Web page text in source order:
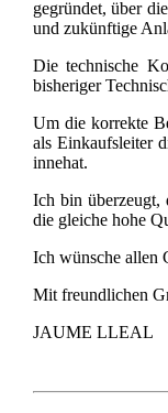
gegründet, über
und zukünftige
Die technische
bisheriger
Um die korrekte
als Einkaufsleiter
innehat.
Ich bin überzeugt,
die gleiche hohe
Ich wünsche allen
Mit freundlichen
JAUME LLEAL